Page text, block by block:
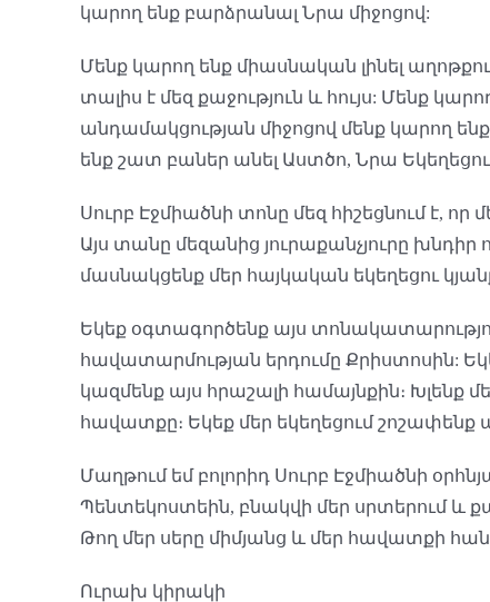
կարող ենք բարձրանալ Նրա միջոցով:
Մենք կարող ենք միասնական լինել
տալիս է մեզ քաջություն և հույս: Մենք
անդամակցության միջոցով մենք կարող
ենք շատ բաներ անել Աստծո, Նրա
Սուրբ Էջմիածնի տոնը մեզ հիշեցնում է,
Այս տանը մեզանից յուրաքանչյուրը խնդիր
մասնակցենք մեր հայկական եկեղեցու
Եկեք օգտագործենք այս
հավատարմության երդումը Քրիստոսին:
կազմենք այս հրաշալի համայնքին։
հավատքը։ Եկեք մեր եկեղեցում
Մաղթում եմ բոլորիդ Սուրբ Էջմիածնի
Պենտեկոստեին, բնակվի մեր սրտերում և
Թող մեր սերը միմյանց և մեր հավատքի
Ուրախ կիրակի